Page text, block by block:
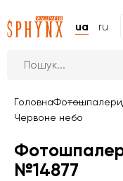
ua ru
ГоловнаФотошпалери
Червоне небо
№14877